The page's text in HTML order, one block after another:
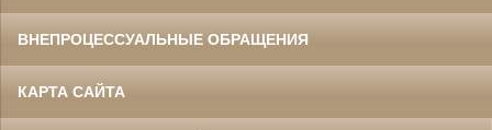
ВНЕПРОЦЕССУАЛЬНЫЕ ОБРАЩЕНИЯ
КАРТА САЙТА